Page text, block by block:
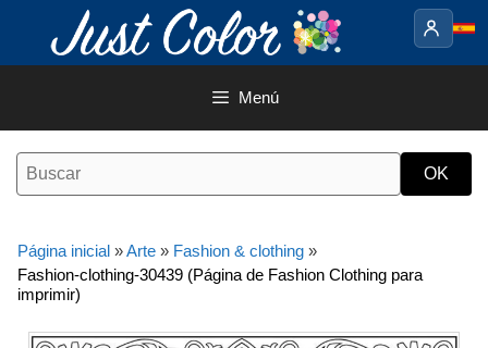
contenido
Menú
Página inicial »Arte » Fashion & clothing »
Fashion-clothing-30439 (Página de Fashion Clothing para
imprimir)